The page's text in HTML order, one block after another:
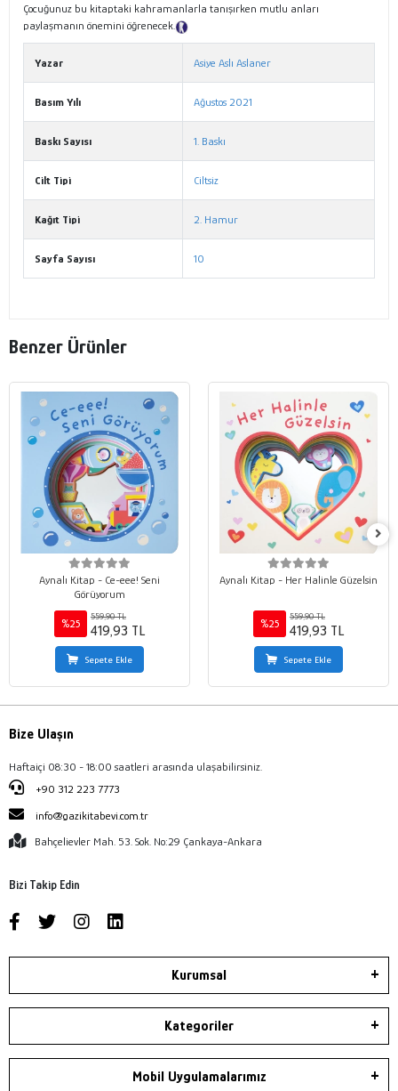
Çocuğunuz bu kitaptaki kahramanlarla tanışırken mutlu anları
paylaşmanın önemini öğrenecek.
Yazar Asiye Aslı Aslaner
Basım Yılı Ağustos 2021
Baskı Sayısı 1. Baskı
Cilt Tipi Ciltsiz
Kağıt Tipi 2. Hamur
Sayfa Sayısı 10
Benzer Ürünler
Aynalı Kitap - Ce-eee! Seni
Görüyorum
%25
559,90 TL
419,93 TL
Sepete Ekle
Aynalı Kitap - Her Halinle Güzelsin
%25
559,90 TL
419,93 TL
Sepete Ekle
Bize Ulaşın
Haftaiçi 08:30 - 18:00 saatleri arasında ulaşabilirsiniz.
+90 312 223 7773
info@gazikitabevi.com.tr
Bahçelievler Mah. 53. Sok. No:29 Çankaya-Ankara
Bizi Takip Edin
Kurumsal
Kategoriler
Mobil Uygulamalarımız